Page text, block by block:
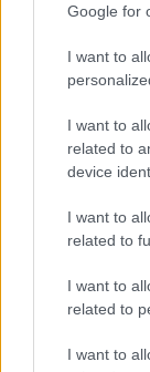
Google for
I want to
I want to
related to
device
I want to
related to
I want to
related to
I want to
ΔΙΑΒΑΣΕ ΑΚΟΜΗ:
Βίντεο
της
Η Χρηστίδου
εκπομπής της
γάμο